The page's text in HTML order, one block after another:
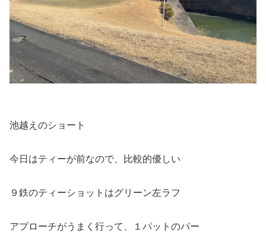
池越えのショート
今日はティーが前なので、比較的優しい
９鉄のティーショットはグリーン左ラフ
アプローチがうまく行って、１パットのパー